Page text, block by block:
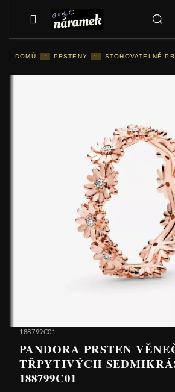
DOMŮ :: PRSTENY :: STOHOVATELNÉ
188799C01
PANDORA PRSTEN
TŘPYTIVÝCH
188799C01